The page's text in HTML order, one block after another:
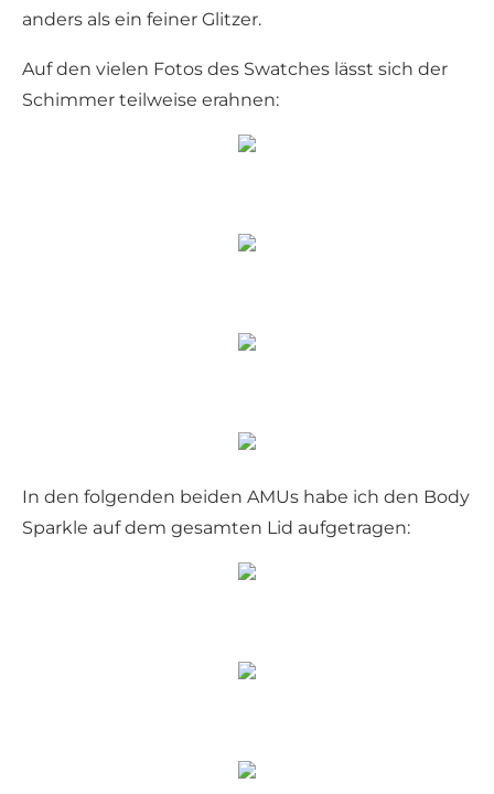
anders als ein feiner Glitzer.
Auf den vielen Fotos des Swatches lässt sich der
Schimmer teilweise erahnen:
In den folgenden beiden AMUs habe ich den Body
Sparkle auf dem gesamten Lid aufgetragen: